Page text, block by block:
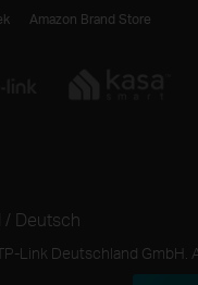
Amazon Brand Store
Link Deutschland GmbH.
/ Deutsch